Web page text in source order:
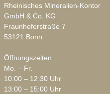
Rheinisches Mineralien-Kontor
GmbH & Co. KG
Fraunhoferstraße 7
53121 Bonn
Öffnungszeiten
Mo. – Fr.
10:00 – 12:30 Uhr
13:00 – 15:00 Uhr